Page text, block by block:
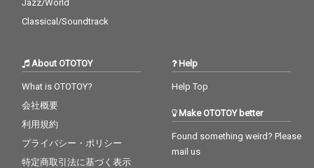
Jazz/World
Classical/Soundtrack
About OTOTOY
What is OTOTOY?
会社概要
利用規約
プライバシー・ポリシー
特定商取引法に基づく表示
Help
Help Top
Make OTOTOY better
Found something weird? Please
mail us